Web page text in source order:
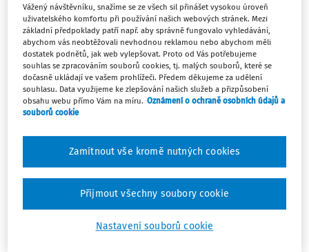
epizodách, vydaných v rámci Týdne pro wellbeing, se
zaměřujeme na umělou inteligenci (AI) a její vliv na
lidské vědění. Jak mění naši schopnost rozlišovat realitu
od fikce? A co nám její rychlý rozvoj říká o nás
samotných?
Z uživatele programátorem? To už
neplatí
Máte předplatné? Přihlaste se.
Vážený návštěvníku, snažíme se ze všech sil přinášet vysokou úroveň
uživatelského komfortu při používání našich webových stránek. Mezi
základní předpoklady patří např. aby správně fungovalo vyhledávání,
abychom vás neobtěžovali nevhodnou reklamou nebo abychom měli
dostatek podnětů, jak web vylepšovat. Proto od Vás potřebujeme
souhlas se zpracováním souborů cookies, tj. malých souborů, které se
dočasně ukládají ve vašem prohlížeči. Předem děkujeme za udělení
souhlasu. Data využijeme ke zlepšování našich služeb a přizpůsobení
obsahu webu přímo Vám na míru. Oznámení o ochraně osobních údajů a
souborů cookie
Nastavení souborů cookie
Zamítnout vše kromě nutných cookies
Přijmout všechny soubory cookie